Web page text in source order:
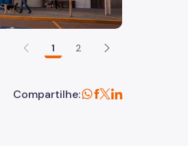
1 2
Compartilhe: